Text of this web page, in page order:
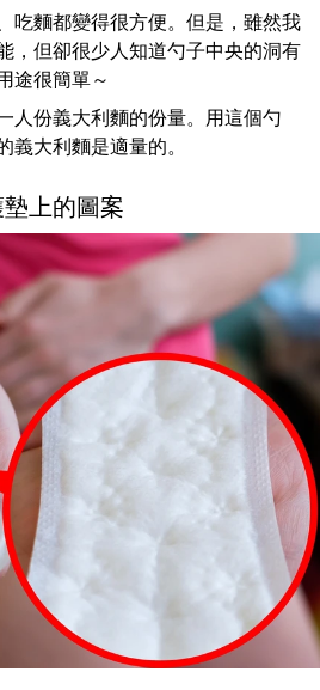
吃麵都變得很方便。但是，雖然我
，但卻很少人知道勺子中央的洞有
途很簡單～
人份義大利麵的份量。用這個勺
義大利麵是適量的。
上的圖案